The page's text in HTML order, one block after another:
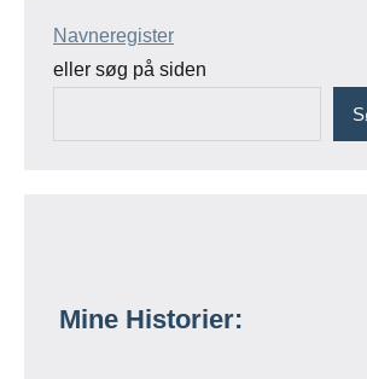
Navneregister
eller søg på siden
Mine Historier: